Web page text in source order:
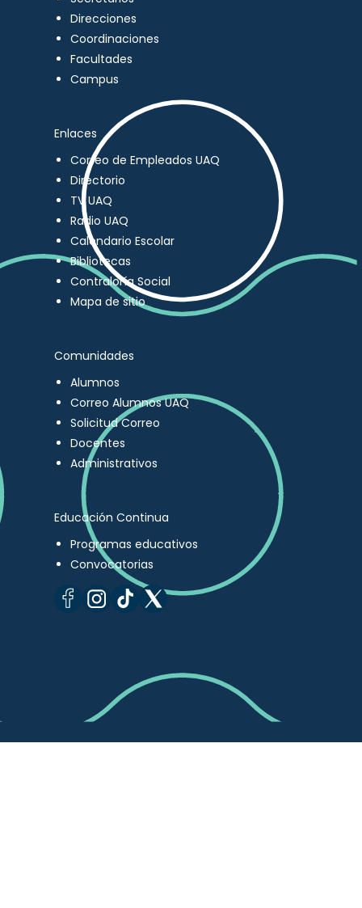
Direcciones
Coordinaciones
Facultades
Campus
Enlaces
Correo de Empleados UAQ
Directorio
TV UAQ
Radio UAQ
Calendario Escolar
Bibliotecas
Contraloría Social
Mapa de sitio
Comunidades
Alumnos
Correo Alumnos UAQ
Solicitud Correo
Docentes
Administrativos
Educación Continua
Programas educativos
Convocatorias